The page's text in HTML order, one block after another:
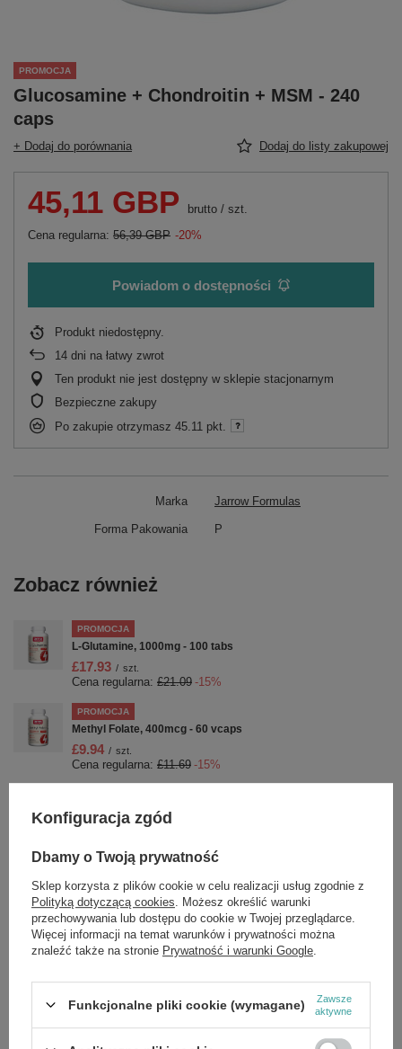
PROMOCJA
Glucosamine + Chondroitin + MSM - 240
caps
+ Dodaj do porównania Dodaj do listy zakupowej
45,11 GBP brutto / szt.
Cena regularna: 56,39 GBP -20%
Powiadom o dostępności
Produkt niedostępny
14 dni na łatwy zwrot
Ten produkt nie jest dostępny w sklepie stacjonarnym
Bezpieczne zakupy
Po zakupie otrzymasz 45.11 pkt.
Marka Jarrow Formulas
Forma Pakowania P
Zobacz również
PROMOCJA
L-Glutamine, 1000mg - 100 tabs
£17.93 / szt.
Cena regularna: £21.09 -15%
PROMOCJA
Methyl Folate, 400mcg - 60 vcaps
£9.94 / szt.
Cena regularna: £11.69 -15%
Jarrow Formulas Teanina 200mg Na Wsparcie Relaksu 60
Kapsułek
Cena regularna:£30.39 -15%
OKAZJA
Ubiquinol QH-absorb, 100mg - 60 softgels
£41.51 /
Cena regularna: £51.89 -20%
£19.63 / szt.
Cena regularna:£23.09 -15%
Konfiguracja zgód
Dbamy o Twoją prywatność
Sklep korzysta z plików cookie w celu realizacji usług zgodnie z
Polityką dotyczącą cookies . Możesz określić warunki
przechowywania lub dostępu do cookie w Twojej przeglądarce.
Więcej informacji na temat warunków i prywatności można
znaleźć także na stronie Prywatność i warunki Google
Funkcjonalne pliki cookie (wymagane)
Zawsze
aktywne